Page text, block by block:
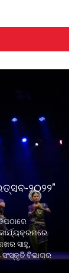
୨୦୨୨"
ସାହୁ,
ବିଭାଗର